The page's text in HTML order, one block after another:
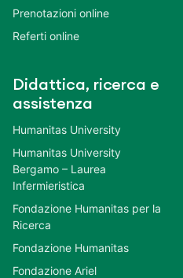
Prenotazioni online
Referti online
Didattica, ricerca e
assistenza
Humanitas University
Humanitas University
Bergamo – Laurea
Infermieristica
Fondazione Humanitas per la
Ricerca
Fondazione Humanitas
Fondazione Ariel